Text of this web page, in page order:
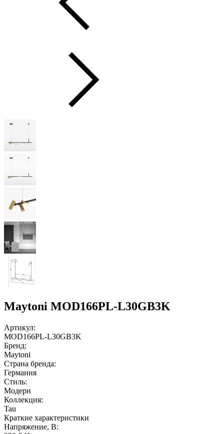
Maytoni MOD166PL-L30GB3K
Артикул:
MOD166PL-L30GB3K
Бренд:
Maytoni
Страна бренда:
Германия
Стиль:
Модерн
Коллекция:
Tau
Краткие характеристики
Напряжение, В: